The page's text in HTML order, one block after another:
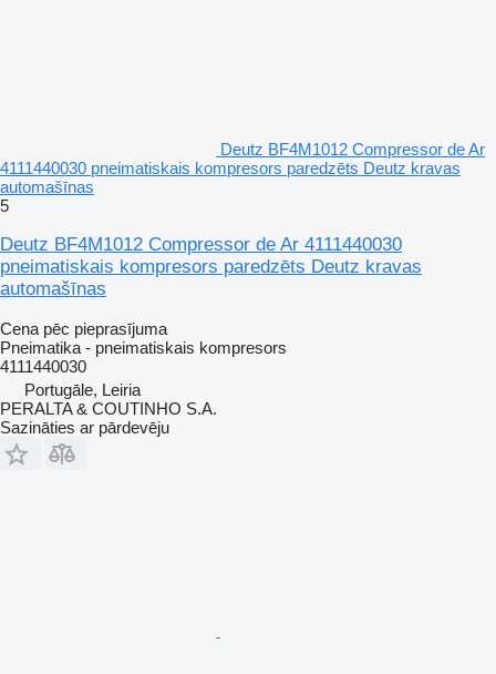
Deutz BF4M1012 Compressor de Ar
4111440030 pneimatiskais kompresors paredzēts Deutz kravas
automašīnas
5
Deutz BF4M1012 Compressor de Ar 4111440030
pneimatiskais kompresors paredzēts Deutz kravas
automašīnas
Cena pēc pieprasījuma
Pneimatika - pneimatiskais kompresors
4111440030
Portugāle, Leiria
PERALTA & COUTINHO S.A.
Sazināties ar pārdevēju